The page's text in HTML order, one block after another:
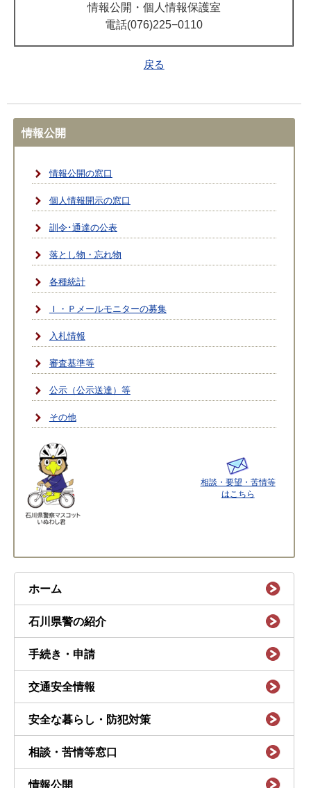
情報公開・個人情報保護室
電話(076)225−0110
戻る
情報公開
情報公開の窓口
個人情報開示の窓口
訓令･通達の公表
落とし物・忘れ物
各種統計
Ｉ・Ｐメールモニターの募集
入札情報
審査基準等
公示（公示送達）等
その他
相談・要望・苦情等
はこちら
ホーム
石川県警の紹介
手続き・申請
交通安全情報
安全な暮らし・防犯対策
相談・苦情等窓口
情報公開